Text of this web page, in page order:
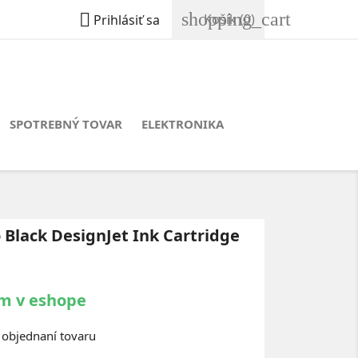
 Prihlásiť sa shopping_cart
Košík(0)
SPOTREBNÝ TOVAR ELEKTRONIKA
Black DesignJet Ink Cartridge
v eshope
tovaru